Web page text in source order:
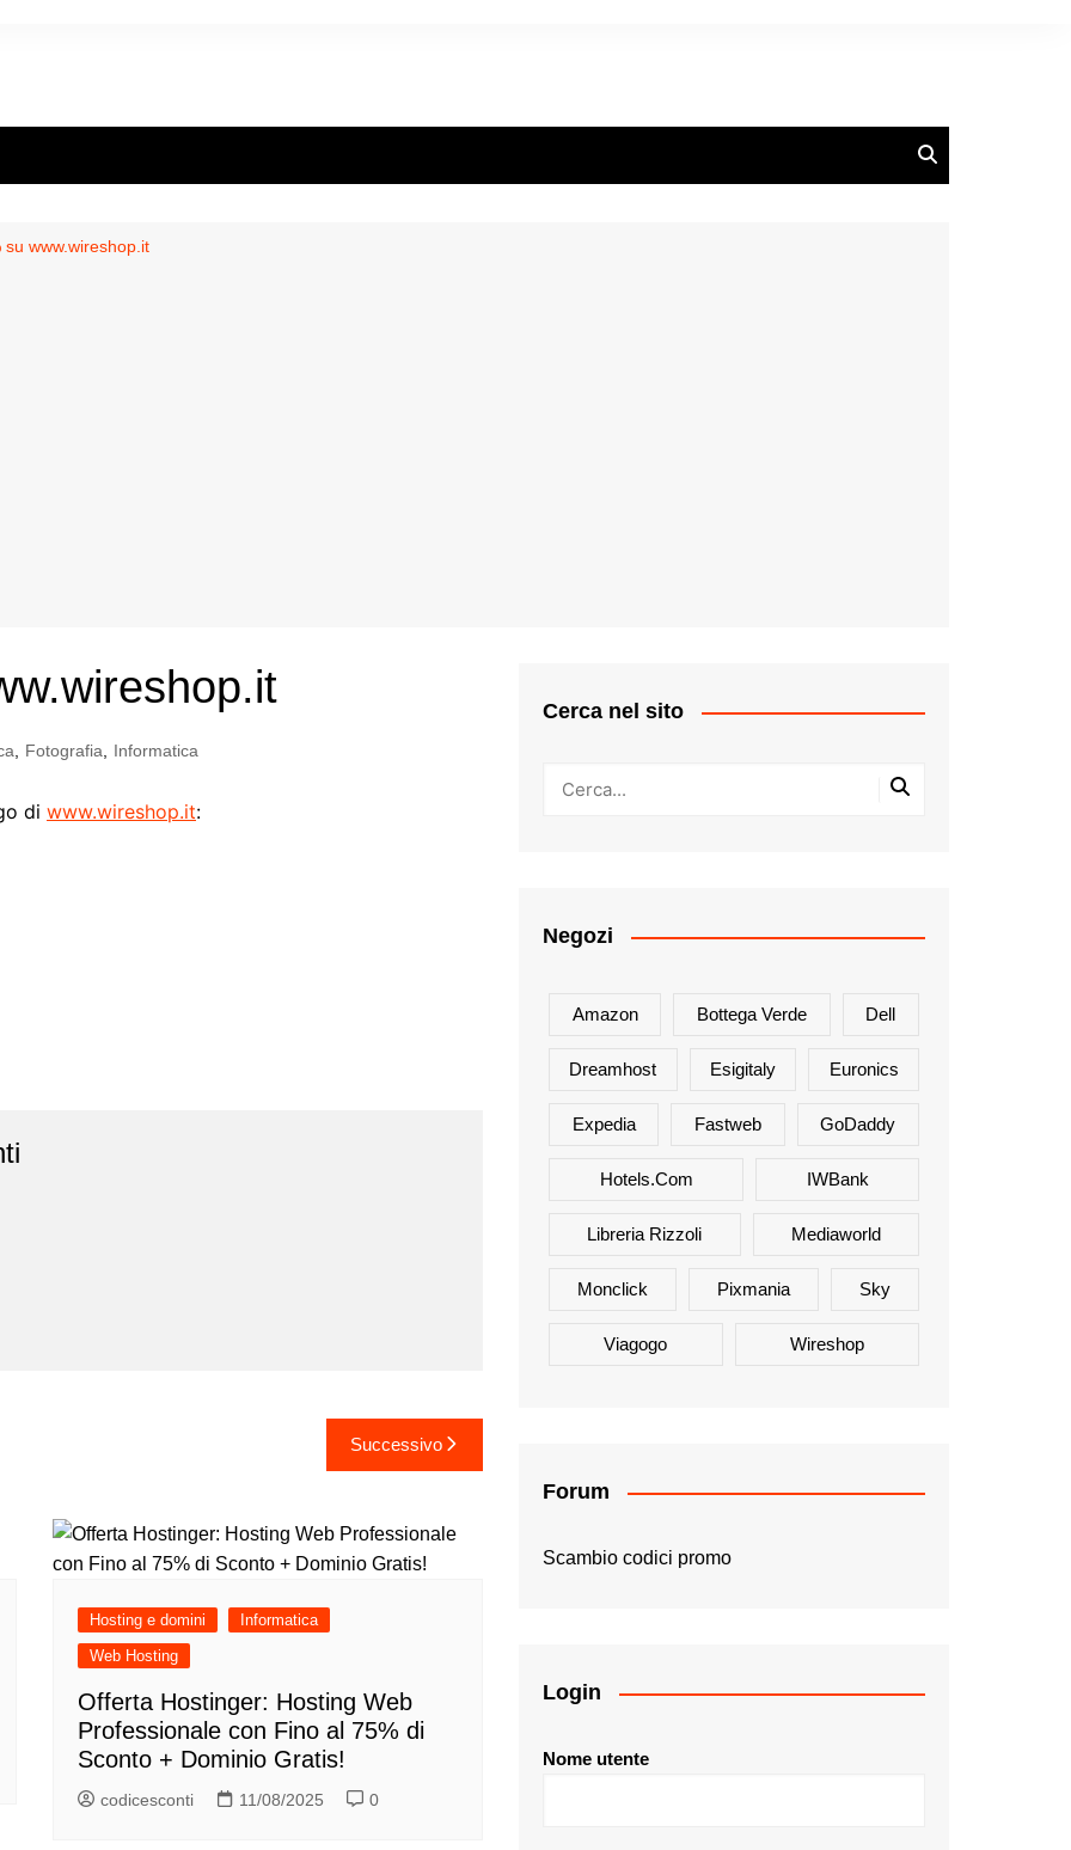
su www.wireshop.it
, Fotografia, Informatica
di www.wireshop.it:
Successivo
Hosting e domini
Informatica
Web Hosting
Offerta Hostinger: Hosting Web
Professionale con Fino al 75% di
Sconto + Dominio Gratis!
codicesconti 11/08/2025 0
Cerca nel sito
Negozi
Amazon Bottega Verde Dell
Dreamhost Esigitaly Euronics
Expedia Fastweb GoDaddy
Hotels.com IWBank
Libreria Rizzoli Mediaworld
Monclick Pixmania Sky
Viagogo Wireshop
Forum
Scambio codici promo
Login
Nome utente